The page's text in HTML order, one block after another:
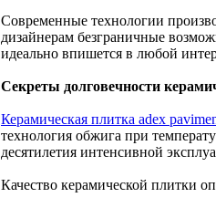
Современные технологии
дизайнерам безграничные
идеально впишется в любой
Секреты долговечности
Керамическая плитка adex
технология обжига при
десятилетия интенсивной
Качество керамической плитки